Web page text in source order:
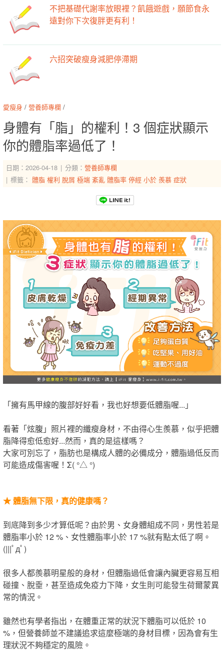
不把基礎代謝率放眼裡？飢餓遊戲，願節食永
遠對你下次復胖更有利！
六招突破瘦身減肥停滯期
愛瘦身 / 營養師專欄 /
身體有「脂」的權利！3 個症狀顯示
你的體脂率過低了！
日期：2026-04-18 分類： 營養師專欄
標籤： 體脂 權利 脫屑 極端 紊亂 體脂率 停經 小於 羨慕 症狀
「​擁有馬甲線的腹部好好看，我也好想要低體脂喔...」
看著「炫腹」照片裡的纖瘦身材，​不由得心生羨慕，​似乎把體
脂降得愈低愈好​...​然而​​，​真的是這樣嗎？
大家可別忘了，脂肪也是構成人體的必備成分，體脂過低​反而​
可能造成傷害​喔​！Σ( °△ °)
★體脂無下限，真的健康嗎？
到底降到多少才算低呢？由於男、女身體組成不同，男性若是
體脂率小於 12 %、女性體脂率小於 17 %就有點太低了啊。
(|||ﾟдﾟ)
很多人都羨慕明星般的身材，但體脂過低會讓內臟更容易互相
碰撞、脫垂，甚至造成免疫力下降，女生​則​可能發生荷爾蒙異
常的情況。
雖然也有學者指出，在體重正常的狀況下體脂可以低於 10
%，但營養師並不建議追求這麼極端的身材目標，因為會有生
理狀況不夠穩定的風險。